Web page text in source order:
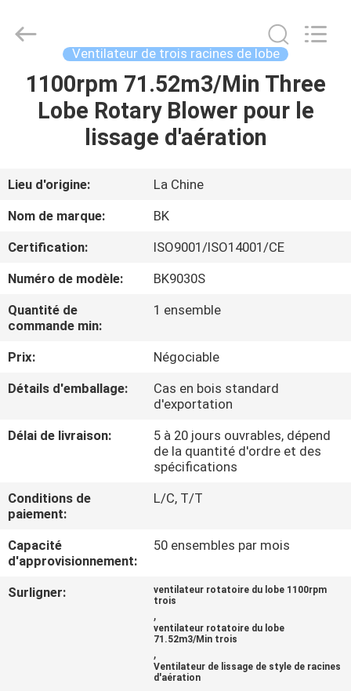
MAISON
PRODUITS
VIDÉOS
SUJET
DE
NOUS
VISITE
D'USINE
CONTRÔLE
QUALITÉ
CONTACTEZ-
NOUS
Tohin
Machine
Ventilateur de trois racines de lobe
1100rpm 71.52m3/Min Three
Lobe Rotary Blower pour le
lissage d'aération
Lieu d'origine:
La Chine
Nom de marque:
BK
Certification:
ISO9001/ISO14001/CE
Numéro de modèle:
BK9030S
Quantité de
commande min:
1 ensemble
Prix:
Négociable
Détails d'emballage:
Cas en bois standard
d'exportation
Délai de livraison:
5 à 20 jours ouvrables, dépend
de la quantité d'ordre et des
spécifications
Conditions de
paiement:
L/C, T/T
Capacité
d'approvisionnement:
50 ensembles par mois
Surligner:
ventilateur rotatoire du lobe 1100rpm
trois
,
ventilateur rotatoire du lobe
71.52m3/Min trois
,
Ventilateur de lissage de style de racines
d'aération